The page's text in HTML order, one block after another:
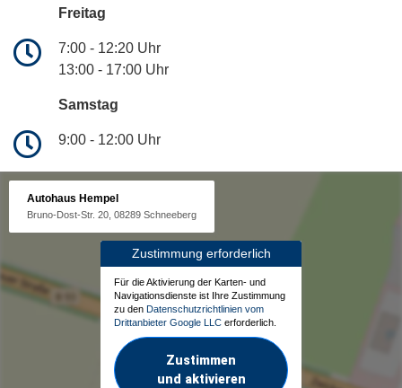
Freitag
7:00 - 12:20 Uhr
13:00 - 17:00 Uhr
Samstag
9:00 - 12:00 Uhr
Autohaus Hempel
Bruno-Dost-Str. 20, 08289 Schneeberg
Zustimmung erforderlich
Für die Aktivierung der Karten- und
Navigationsdienste ist Ihre Zustimmung
zu den Datenschutzrichtlinien vom
Drittanbieter Google LLC erforderlich.
Zustimmen
und aktivieren